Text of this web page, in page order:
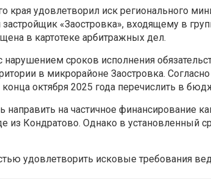
удовлетворил иск регионального
«Заостровка», входящему в
в картотеке арбитражных дел.
сроков исполнения
в микрорайоне Заостровка.
октября 2025 года перечислить в
направить на частичное финансирование
из Кондратово. Однако в установленный
удовлетворить исковые требования